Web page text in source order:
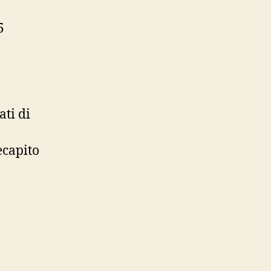
di